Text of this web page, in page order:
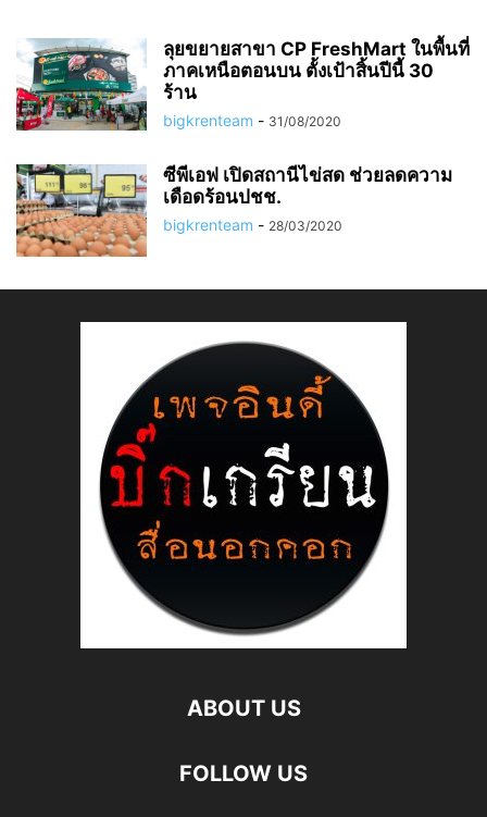
ลุยขยายสาขา CP FreshMart ในพื้นที่
ภาคเหนือตอนบน ตั้งเป้าสิ้นปีนี้ 30
ร้าน
bigkrenteam - 31/08/2020
ซีพีเอฟ เปิดสถานีไข่สด ช่วยลดความ
เดือดร้อนปชช.
bigkrenteam - 28/03/2020
ABOUT US
FOLLOW US